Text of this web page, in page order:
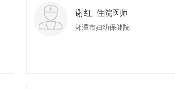
谢红 住院医师
湘潭市妇幼保健院